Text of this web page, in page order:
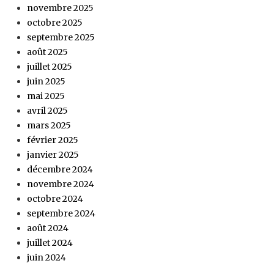
novembre 2025
octobre 2025
septembre 2025
août 2025
juillet 2025
juin 2025
mai 2025
avril 2025
mars 2025
février 2025
janvier 2025
décembre 2024
novembre 2024
octobre 2024
septembre 2024
août 2024
juillet 2024
juin 2024